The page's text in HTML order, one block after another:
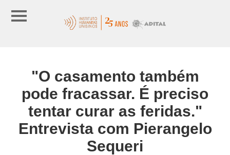
"O casamento também
pode fracassar. É preciso
tentar curar as feridas."
Entrevista com Pierangelo
Sequeri